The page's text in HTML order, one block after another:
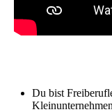
Du bist